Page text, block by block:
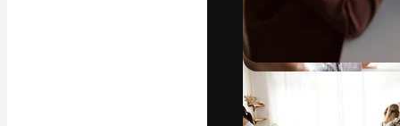
Copyright ©